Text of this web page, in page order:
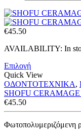
€45.50
AVAILABILITY: In
Επιλογή
Quick View
ΟΔΟΝΤΟΤΕΧΝΙΚΑ,
SHOFU
€45.50
Φωτοπολυμεριζόμενη